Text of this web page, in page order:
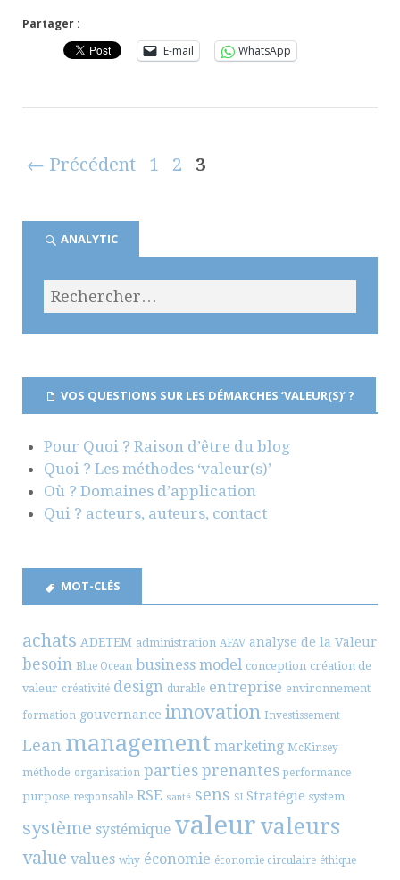
Partager :
E-mail
WhatsApp
← Précédent 1 2 3
ANALYTIC
VOS QUESTIONS SUR LES DÉMARCHES ‘VALEUR(S)’ ?
Pour Quoi ? Raison d’être du blog
Quoi ? Les méthodes ‘valeur(s)’
Où ? Domaines d’application
Qui ? acteurs, auteurs, contact
MOT-CLÉS
achats ADETEM administration AFAV analyse de la Valeur
besoin Blue Ocean business model conception création de
valeur créativité design durable entreprise environnement
formation gouvernance innovation Investissement
Lean management marketing McKinsey
méthode organisation parties prenantes performance
purpose responsable RSE santé sens SI Stratégie system
système systémique valeur valeurs
value values why économie économie circulaire éthique